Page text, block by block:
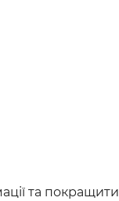
та покращити